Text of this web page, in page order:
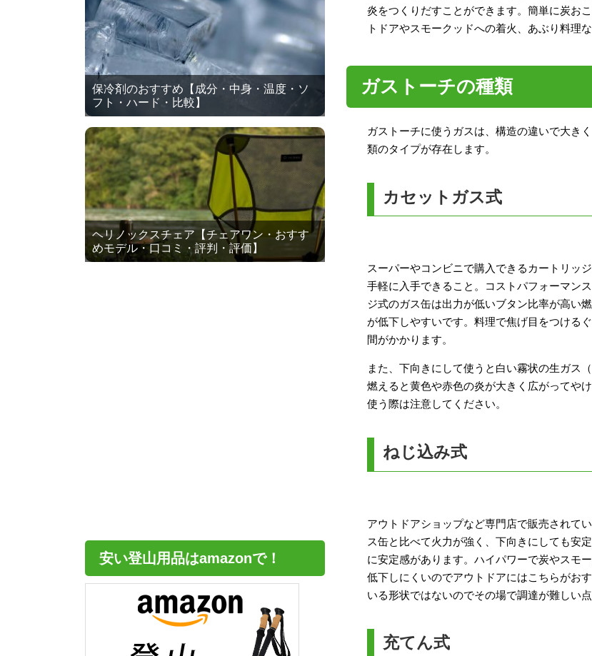
炎をつくりだすことができます。簡単に炭お
トドアやスモークッドへの着火、あぶり料理な
ガストーチの種類
ガストーチに使うガスは、構造の違いで大き
類のタイプが存在します。
カセットガス式
スーパーやコンビニで購入できるカートリッ
手軽に入手できること。コストパフォーマン
ジ式のガス缶は出力が低いブタン比率が高い
が低下しやすいです。料理で焦げ目をつける
間がかかります。
また、下向きにして使うと白い霧状の生ガス
燃えると黄色や赤色の炎が大きく広がってや
使う際は注意してください。
ねじ込み式
アウトドアショップなど専門店で販売されて
ス缶と比べて火力が強く、下向きにしても安
に安定感があります。ハイパワーで炭やスモ
低下しにくいのでアウトドアにはこちらがお
いる形状ではないのでその場で調達が難しい点
充てん式
保冷剤のおすすめ【成分・中身・温度・ソ
フト・ハード・比較】
ヘリノックスチェア【チェアワン・おすす
めモデル・口コミ・評判・評価】
安い登山用品はamazonで！